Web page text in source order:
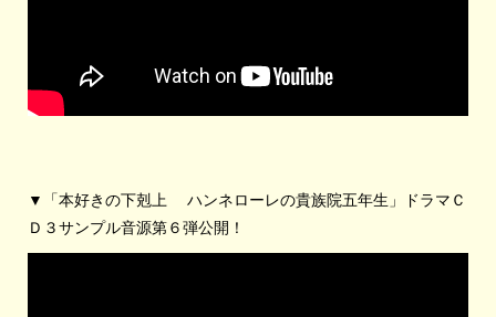
▼「本好きの下剋上 ハンネローレの貴族院五年生」ドラマＣ
Ｄ３サンプル音源第６弾公開！